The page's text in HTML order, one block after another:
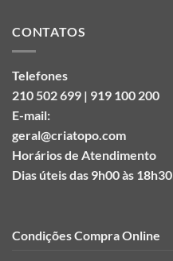
CONTATOS
Telefones
210 502 699 | 919 100 200
E-mail:
geral@criatopo.com
Horários de Atendimento
Dias úteis das 9h00 às 18h30
Condições Compra Online